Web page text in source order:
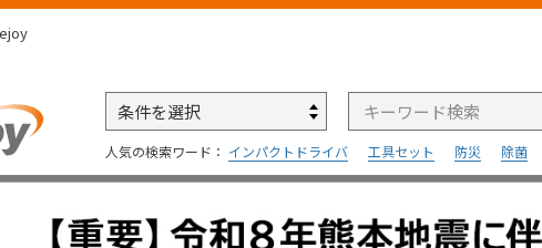
検索
人気の検索ワード： インパクトドライバ 工具セット 防災 除菌